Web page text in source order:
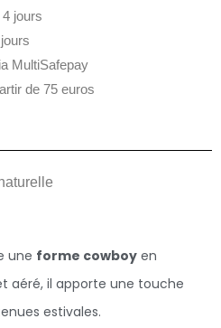
jours
MultiSafepay
de 75 euros
une forme cowboy en
aéré, il apporte une touche
estivales.